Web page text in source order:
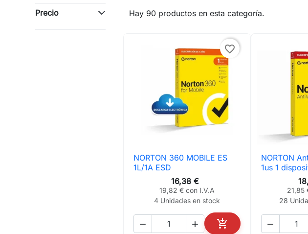
Precio
Hay 90 productos en esta categoría.
favorite_border
 Vista rápida
NORTON 360 MOBILE ES
1L/1A ESD
16,38 €
19,82 € con I.V.A
4 Unidades en stock
  

NORTON
1us 1
21,85
28
